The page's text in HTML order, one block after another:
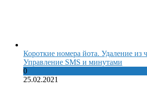
Короткие номера йота. Удаление из
Управление SMS и минутами
0
25.02.2021